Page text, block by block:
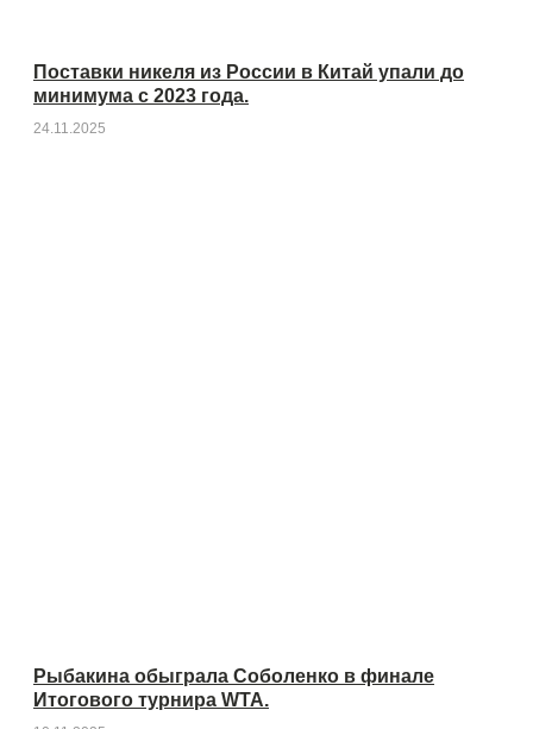
Поставки никеля из России в Китай упали до
минимума с 2023 года.
24.11.2025
Рыбакина обыграла Соболенко в финале
Итогового турнира WTA.